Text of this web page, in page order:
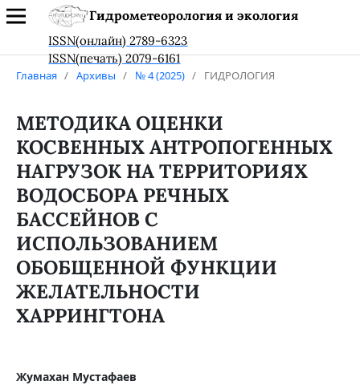
Гидрометеорология и экология
ISSN(онлайн) 2789-6323
ISSN(печать) 2079-6161
Главная / Архивы / № 4 (2025) / ГИДРОЛОГИЯ
МЕТОДИКА ОЦЕНКИ
КОСВЕННЫХ АНТРОПОГЕННЫХ
НАГРУЗОК НА ТЕРРИТОРИЯХ
ВОДОСБОРА РЕЧНЫХ
БАССЕЙНОВ С
ИСПОЛЬЗОВАНИЕМ
ОБОБЩЕННОЙ ФУНКЦИИ
ЖЕЛАТЕЛЬНОСТИ
ХАРРИНГТОНА
Жумахан Мустафаев